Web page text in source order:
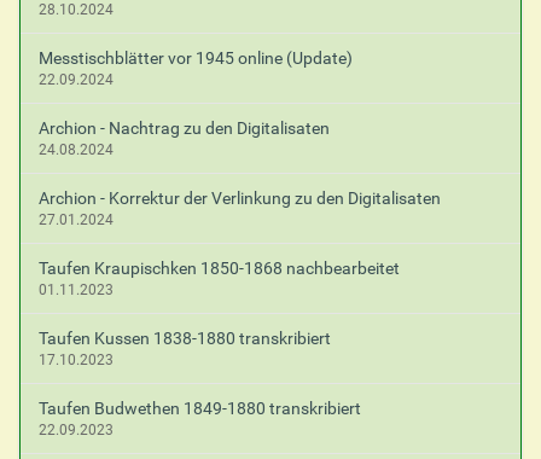
28.10.2024
Messtischblätter vor 1945 online (Update)
22.09.2024
Archion - Nachtrag zu den Digitalisaten
24.08.2024
Archion - Korrektur der Verlinkung zu den Digitalisaten
27.01.2024
Taufen Kraupischken 1850-1868 nachbearbeitet
01.11.2023
Taufen Kussen 1838-1880 transkribiert
17.10.2023
Taufen Budwethen 1849-1880 transkribiert
22.09.2023